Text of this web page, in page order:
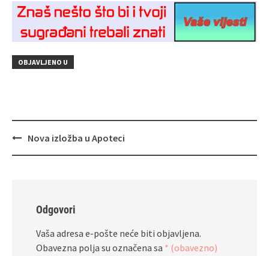
OBJAVLJENO U
Navigacija
Nova izložba u Apoteci
Odgovori
Vaša adresa e-pošte neće biti objavljena.
Obavezna polja su označena sa * (obavezno)